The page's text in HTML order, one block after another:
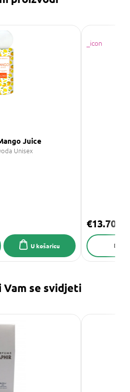
Juice
Unisex
U košaricu
€13.70
Vam se svidjeti